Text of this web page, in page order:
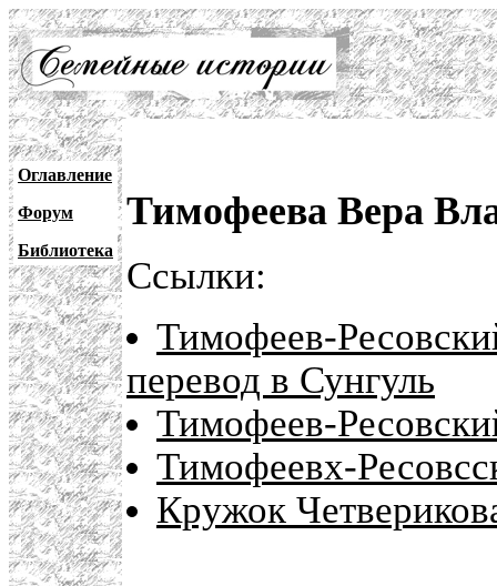
Оглавление
Форум
Библиотека
Тимофеева Вера
Ссылки:
Тимофеев-
перевод в Сунгуль
Тимофеев-
Тимофеевх-
Кружок